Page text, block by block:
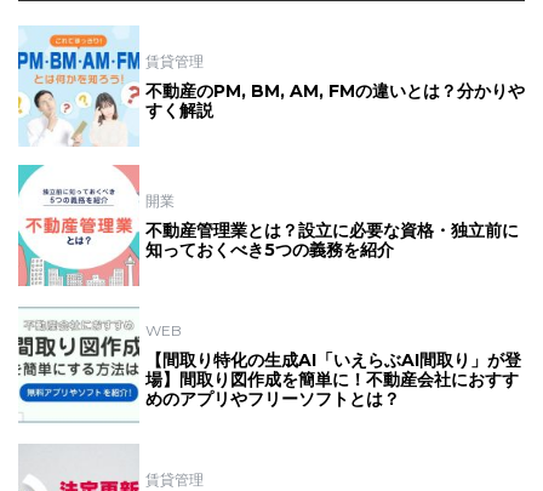
賃貸管理
不動産のPM, BM, AM, FMの違いとは？分かりや
すく解説
開業
不動産管理業とは？設立に必要な資格・独立前に
知っておくべき5つの義務を紹介
WEB
【間取り特化の生成AI「いえらぶAI間取り」が登
場】間取り図作成を簡単に！不動産会社におすす
めのアプリやフリーソフトとは？
賃貸管理